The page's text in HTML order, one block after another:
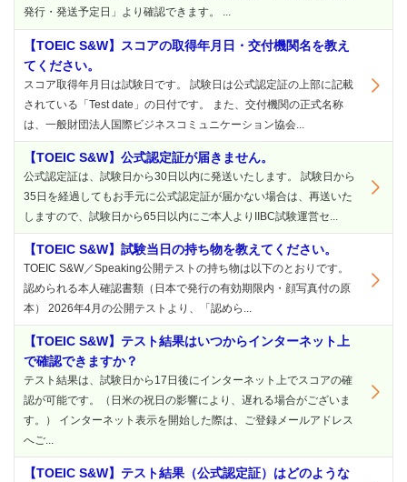
発行・発送予定日」より確認できます。 ...
【TOEIC S&W】スコアの取得年月日・交付機関名を教え
てください。
スコア取得年月日は試験日です。 試験日は公式認定証の上部に記載
されている「Test date」の日付です。 また、交付機関の正式名称
は、一般財団法人国際ビジネスコミュニケーション協会...
【TOEIC S&W】公式認定証が届きません。
公式認定証は、試験日から30日以内に発送いたします。 試験日から
35日を経過してもお手元に公式認定証が届かない場合は、再送いた
しますので、試験日から65日以内にご本人よりIIBC試験運営セ...
【TOEIC S&W】試験当日の持ち物を教えてください。
TOEIC S&W／Speaking公開テストの持ち物は以下のとおりです。
認められる本人確認書類（日本で発行の有効期限内・顔写真付の原
本） 2026年4月の公開テストより、「認めら...
【TOEIC S&W】テスト結果はいつからインターネット上
で確認できますか？
テスト結果は、試験日から17日後にインターネット上でスコアの確
認が可能です。（日米の祝日の影響により、遅れる場合がございま
す。） インターネット表示を開始した際は、ご登録メールアドレス
へご...
【TOEIC S&W】テスト結果（公式認定証）はどのような